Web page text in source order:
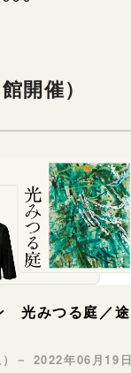
開催）
光みつる庭／途
－ 2022年06月19日